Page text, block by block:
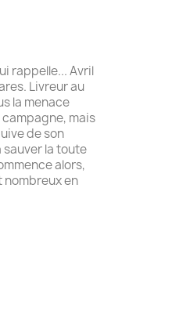
rappelle... Avril
Livreur au
la menace
mais
de son
la toute
alors,
nombreux en